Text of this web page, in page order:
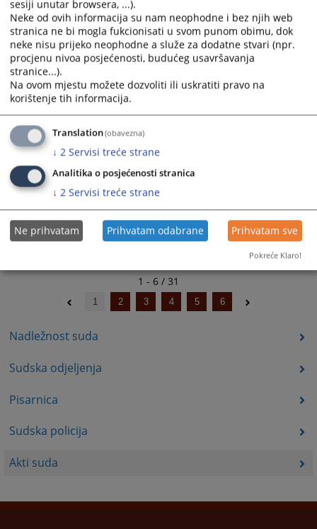
Nadležnost suda
Sudska odjeljenja
Pisarnica
Sudska policija
Akti suda
key
to
get
the
keyboard
shortcuts
changing
key
to
get
the
keyboard
shortcuts
05.03.2026.
Odluka o zabrani pušenja u Kantonalnom sudu u Novom
Travniku
1 - 6 / 31
1 2 3 4 5 6
sesiji unutar browsera, ...).
Neke od ovih informacija su nam neophodne i bez njih web
stranica ne bi mogla fukcionisati u svom punom obimu, dok
neke nisu prijeko neophodne a služe za dodatne stvari (npr.
procjenu nivoa posjećenosti, budućeg usavršavanja
stranice...).
Na ovom mjestu možete dozvoliti ili uskratiti pravo na
korištenje tih informacija.
Translation(obavezna)
↓ 2 Servisi treće strane
Analitika o posjećenosti stranica
↓ 2 Servisi treće strane
Ne prihvatam Prihvatam odabrane Prihvatam sve
Pokreće Klaro!